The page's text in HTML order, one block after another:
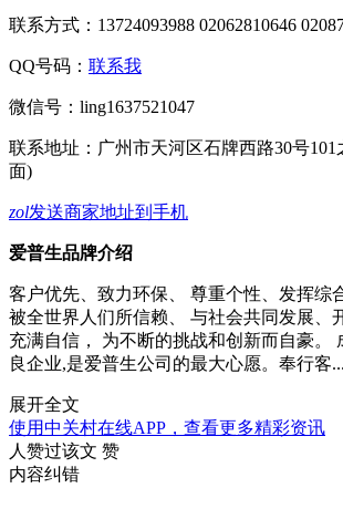
联系方式： 13724093988 02062810646
QQ号码： 联系我
微信号： ling1637521047
联系地址： 广州市天河区石牌西路30号
面)
zol发送商家地址到手机
爱普生品牌介绍
客户优先、致力环保、 尊重个性、发挥综
被全世界人们所信赖、 与社会共同发展、
充满自信， 为不断的挑战和创新而自豪。
良企业,是爱普生公司的最大心愿。奉行客...
展开全文
使用中关村在线APP，查看更多精彩资讯
人赞过该文 赞
内容纠错